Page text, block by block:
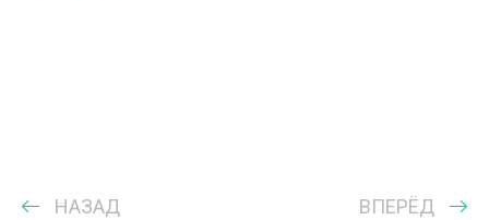
НАЗАД ВПЕРЁД